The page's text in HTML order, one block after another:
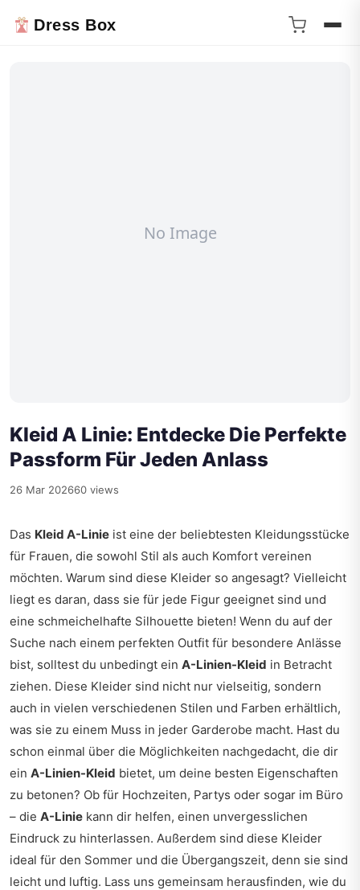
Dress Box
Kleid A Linie: Entdecke Die Perfekte
Passform Für Jeden Anlass
26 Mar 202660 views
Das Kleid A-Linie ist eine der beliebtesten Kleidungsstücke
für Frauen, die sowohl Stil als auch Komfort vereinen
möchten. Warum sind diese Kleider so angesagt? Vielleicht
liegt es daran, dass sie für jede Figur geeignet sind und
eine schmeichelhafte Silhouette bieten! Wenn du auf der
Suche nach einem perfekten Outfit für besondere Anlässe
bist, solltest du unbedingt ein A-Linien-Kleid in Betracht
ziehen. Diese Kleider sind nicht nur vielseitig, sondern
auch in vielen verschiedenen Stilen und Farben erhältlich,
was sie zu einem Muss in jeder Garderobe macht. Hast du
schon einmal über die Möglichkeiten nachgedacht, die dir
ein A-Linien-Kleid bietet, um deine besten Eigenschaften
zu betonen? Ob für Hochzeiten, Partys oder sogar im Büro
– die A-Linie kann dir helfen, einen unvergesslichen
Eindruck zu hinterlassen. Außerdem sind diese Kleider
ideal für den Sommer und die Übergangszeit, denn sie sind
leicht und luftig. Lass uns gemeinsam herausfinden, wie du